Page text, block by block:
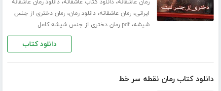
رمان عاشقانه،دانلود کتاب عاشقانه،دانلود رمان عاشقانه
ایرانی،رمان عاشقانه،دانلود رمان،رمان دختری از جنس
شیشه،pdf رمان دختری از جنس شیشه کامل
دانلود کتاب
دانلود کتاب رمان نقطه سر خط